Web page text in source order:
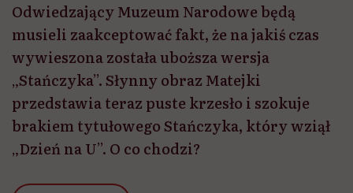
Odwiedzający Muzeum Narodowe będą
musieli zaakceptować fakt, że na jakiś czas
wywieszona została uboższa wersja
„Stańczyka”. Słynny obraz Matejki
przedstawia teraz puste krzesło i szokuje
brakiem tytułowego Stańczyka, który wziął
„Dzień na U”. O co chodzi?